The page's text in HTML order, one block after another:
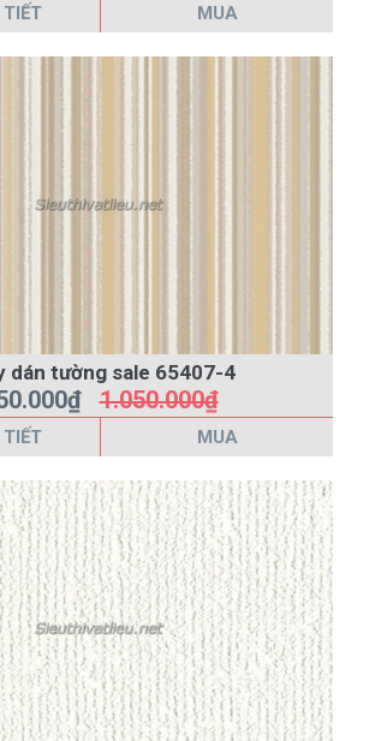
MUA
dán tường sale 65407-4
1.050.000₫
MUA